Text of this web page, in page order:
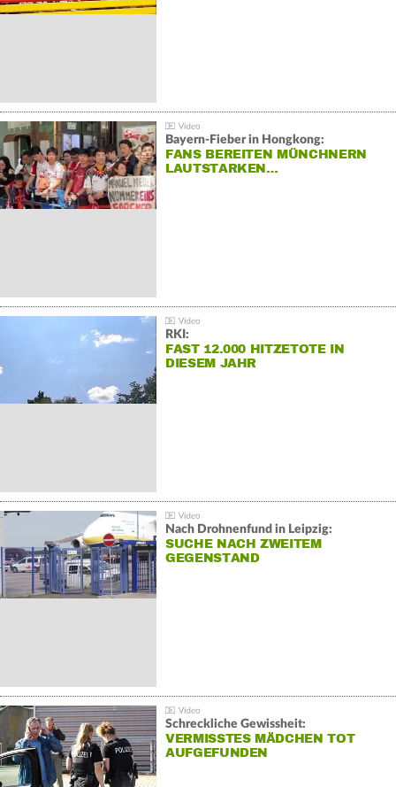
Bayern-Fieber in Hongkong:
FANS BEREITEN MÜNCHNERN
LAUTSTARKEN…
RKI:
FAST 12.000 HITZETOTE IN
DIESEM JAHR
Nach Drohnenfund in Leipzig:
SUCHE NACH ZWEITEM
GEGENSTAND
Schreckliche Gewissheit:
VERMISSTES MÄDCHEN TOT
AUFGEFUNDEN